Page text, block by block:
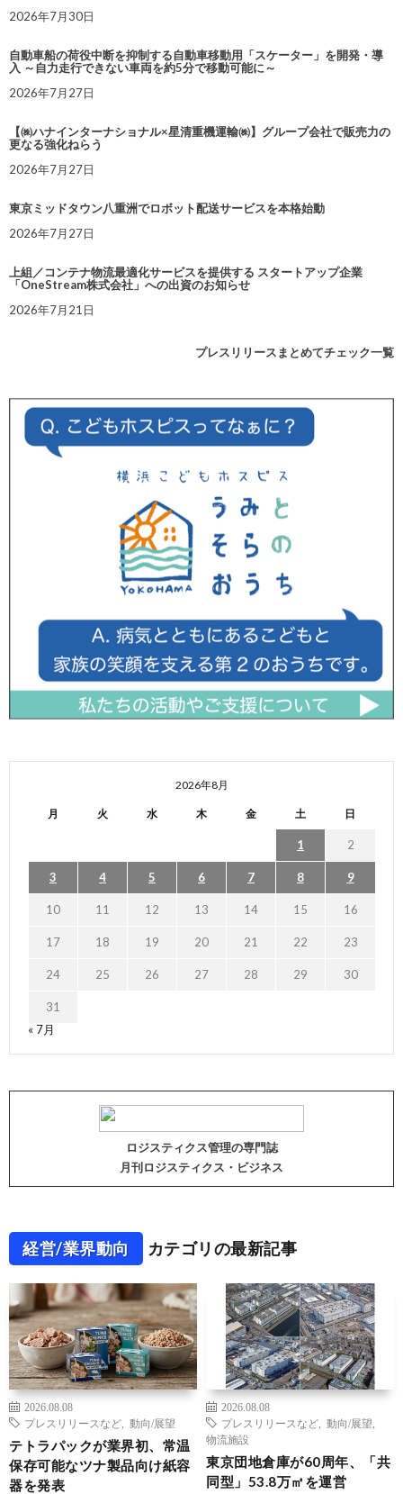
2026年7月30日
自動車船の荷役中断を抑制する自動車移動用「スケーター」を開発・導
入 ～自力走行できない車両を約5分で移動可能に～
2026年7月27日
【㈱ハナインターナショナル×星清重機運輸㈱】グループ会社で販売力の
更なる強化ねらう
2026年7月27日
東京ミッドタウン八重洲でロボット配送サービスを本格始動
2026年7月27日
上組／コンテナ物流最適化サービスを提供する スタートアップ企業
「OneStream株式会社」への出資のお知らせ
2026年7月21日
プレスリリースまとめてチェック一覧
2026年8月
月 火 水 木 金 土 日
1 2
3 4 5 6 7 8 9
10 11 12 13 14 15 16
17 18 19 20 21 22 23
24 25 26 27 28 29 30
31
« 7月
ロジスティクス管理の専門誌
月刊ロジスティクス・ビジネス
経営/業界動向 カテゴリの最新記事
2026.08.08
プレスリリースなど
動向/展望
テトラパックが業界初、常温
保存可能なツナ製品向け紙容
器を発表
2026.08.08
プレスリリースなど
動向/展望
物流施設
東京団地倉庫が60周年、「共
同型」53.8万㎡を運営